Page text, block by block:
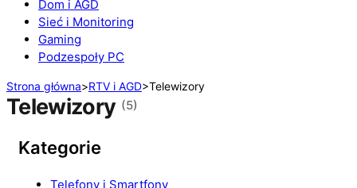
Dom i AGD
Sieć i Monitoring
Gaming
Podzespoły PC
Strona główna>RTV i AGD>Telewizory
Telewizory (5)
Kategorie
Telefony i Smartfony